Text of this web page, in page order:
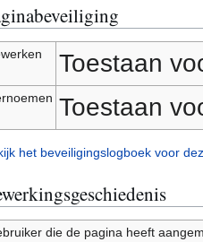
Toestaan
Toestaan
het beveiligingslogboek voor
die de pagina heeft